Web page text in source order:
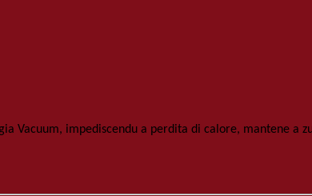
Vacuum, impediscendu a perdita di calore, mantene a